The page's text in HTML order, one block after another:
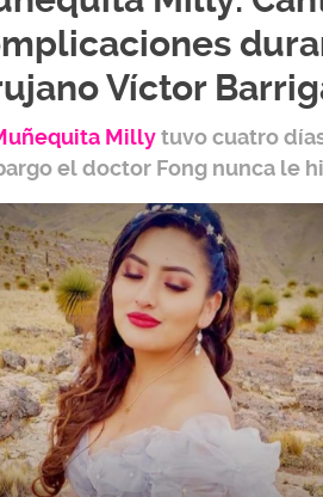
Víctor
Millytuvo cuatro
el doctor Fong nunca le
Arequipa
95.9 FM